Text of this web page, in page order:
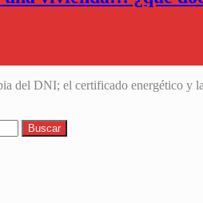
del DNI; el certificado energético y